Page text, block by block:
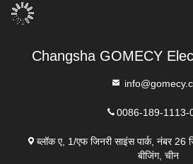
Changsha GOMECY
0086-189-1113-
ब्लॉक ए, 1/एफ जिनरी साइंस पार्क, नंबर 26
बीजिंग, चीन